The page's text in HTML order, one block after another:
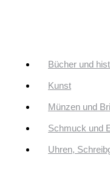
Bücher und
Kunst
Münzen und
Schmuck und
Uhren,